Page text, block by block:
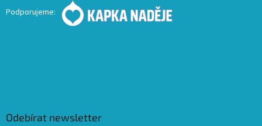
Podporujeme:
Odebírat newsletter